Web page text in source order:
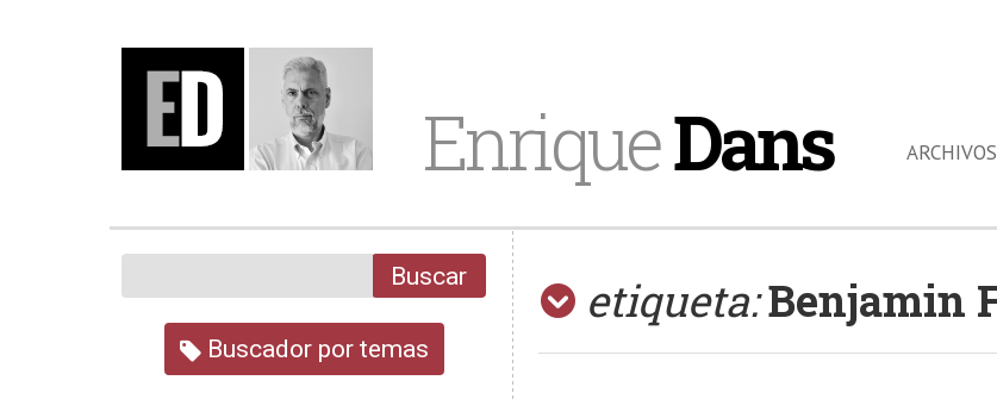
EnriqueDans ARCHIVOS
etiqueta:Benjamin
Buscar
Buscador por temas